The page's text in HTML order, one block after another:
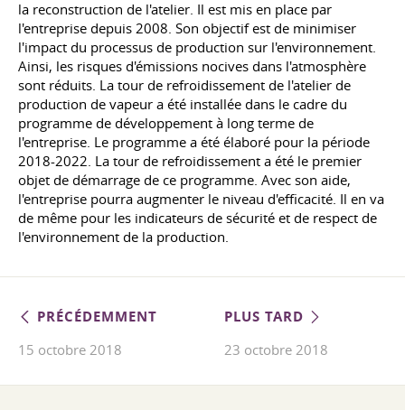
la reconstruction de l'atelier. Il est mis en place par
l'entreprise depuis 2008. Son objectif est de minimiser
l'impact du processus de production sur l'environnement.
Ainsi, les risques d'émissions nocives dans l'atmosphère
sont réduits. La tour de refroidissement de l'atelier de
production de vapeur a été installée dans le cadre du
programme de développement à long terme de
l'entreprise. Le programme a été élaboré pour la période
2018-2022. La tour de refroidissement a été le premier
objet de démarrage de ce programme. Avec son aide,
l'entreprise pourra augmenter le niveau d'efficacité. Il en va
de même pour les indicateurs de sécurité et de respect de
l'environnement de la production.
PRÉCÉDEMMENT
15 octobre 2018
PLUS TARD
23 octobre 2018